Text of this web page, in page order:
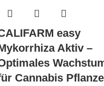
easy
Aktiv –
Cannabis